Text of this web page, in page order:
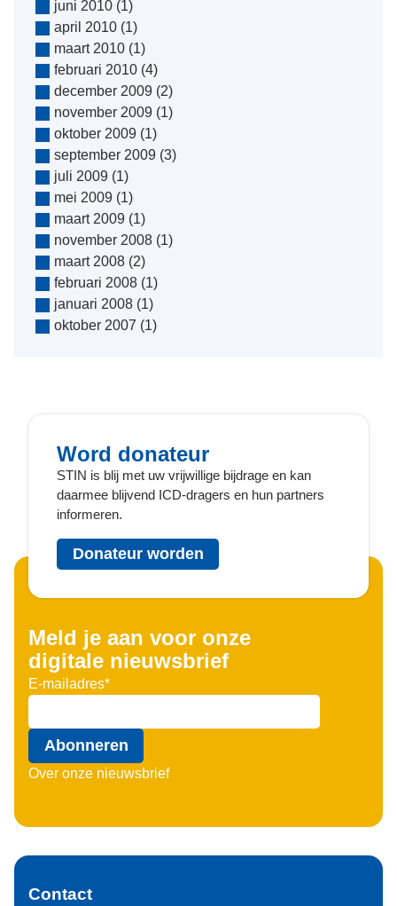
juni 2010(1)
april 2010(1)
maart 2010(1)
februari 2010(4)
december 2009(2)
november 2009(1)
oktober 2009(1)
september 2009(3)
juli 2009(1)
mei 2009(1)
maart 2009(1)
november 2008(1)
maart 2008(2)
februari 2008(1)
januari 2008(1)
oktober 2007 (1)
Meld je aan voor onze
digitale nieuwsbrief
E-mailadres*
Abonneren
Over onze nieuwsbrief
Word donateur
STIN is blij met uw vrijwillige bijdrage en kan
daarmee blijvend ICD-dragers en hun partners
informeren.
Donateur worden
Contact